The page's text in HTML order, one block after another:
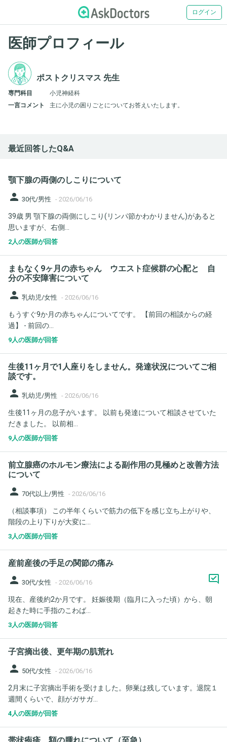
ログイン
医師プロフィール
ポストクリスマス 先生
専門科目
小児神経科
一言コメント
主に小児の困りごとについてお答えいたします。
最近回答したQ&A
顎下腺の両側のしこりについて
person 30代/男性 - 2026/06/16
39歳 男 顎下腺の両側にしこり(リンパ節かわかりません)があると
思いますが、右側...
2人の医師が回答
まもなく9ヶ月の赤ちゃん ウエスト症候群の心配と 自
分の不安障害について
person 乳幼児/女性 - 2026/06/16
もうすぐ9か月の赤ちゃんについてです。 【前回の相談からの経
過】 - 前回の...
9人の医師が回答
生後11ヶ月で1人座りをしません。発達状況についてご相
談です。
person 乳幼児/男性 - 2026/06/16
生後11ヶ月の息子がいます。 以前も発達について相談させていた
だきました。 以前相...
9人の医師が回答
前立腺癌のホルモン療法による副作用の見極めと改善方法
について
person 70代以上/男性 - 2026/06/16
（相談事項） この半年くらいで筋力の低下を感じ立ち上がりや、
階段の上り下りが大変に...
3人の医師が回答
産前産後の手足の関節の痛み
person 30代/女性 - 2026/06/16
現在、産後約2か月です。 妊娠後期（臨月に入った頃）から、朝
起きた時に手指のこわば...
3人の医師が回答
子宮摘出後、更年期の肌荒れ
person 50代/女性 - 2026/06/16
2月末に子宮摘出手術を受けました。卵巣は残しています。退院１
週間くらいで、顔がガサガ...
4人の医師が回答